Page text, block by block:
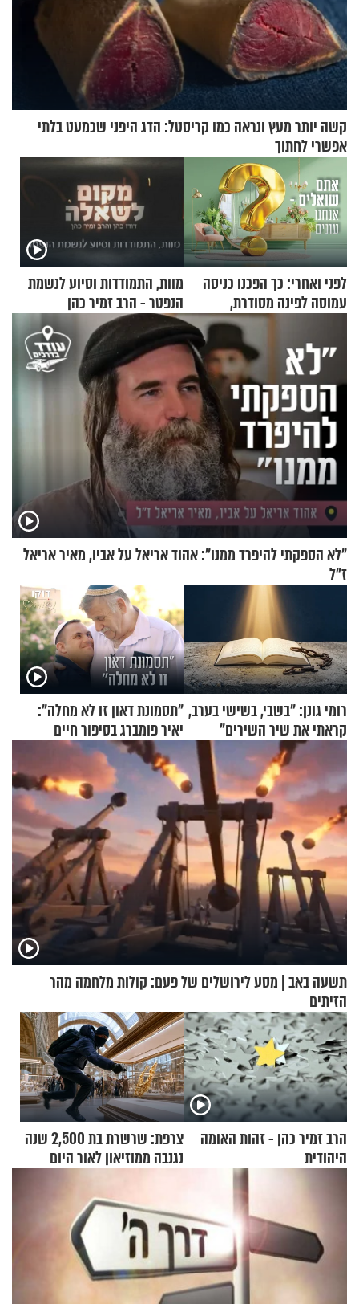
קשה יותר מעץ ונראה כמו קריסטל: הדג היפני שכמעט בלתי
אפשרי לחתוך
לפני ואחרי: כך הפכנו כניסה
עמוסה לפינה מסודרת,
שימושית ומזמינה
מוות, התמודדות וסיוע לנשמת
הנפטר - הרב זמיר כהן
"לא הספקתי להיפרד ממנו": אהוד אריאל על אביו, מאיר אריאל
ז"ל
רומי גונן: "בשבי, בשישי בערב,
קראתי את שיר השירים"
"תסמונת דאון זו לא מחלה":
יאיר פומברג בסיפור חיים
מעורר השראה
תשעה באב | מסע לירושלים של פעם: קולות מלחמה מהר
הזיתים
הרב זמיר כהן - זהות האומה
היהודית
צרפת: שרשרת בת 2,500 שנה
נגנבה ממוזיאון לאור היום